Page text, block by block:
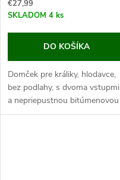
€27,99
SKLADOM 4 ks
DO KOŠÍKA
Domček pre králiky, hlodavce,
bez podlahy, s dvoma vstupmi
a nepriepustnou bitúmenovou
strechou, rozmery 45x32x27